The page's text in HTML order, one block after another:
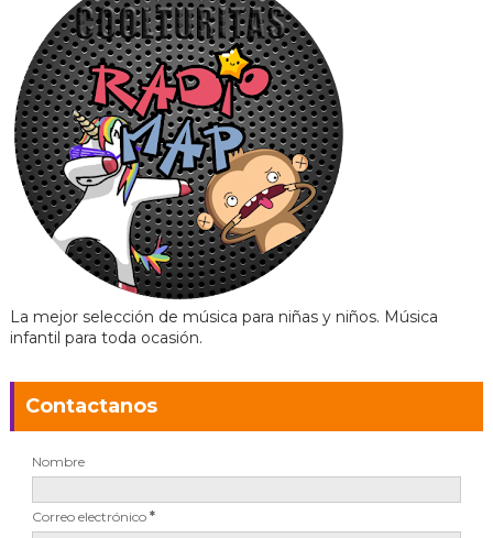
La mejor selección de música para niñas y niños. Música
infantil para toda ocasión.
Contactanos
Nombre
Correo electrónico *